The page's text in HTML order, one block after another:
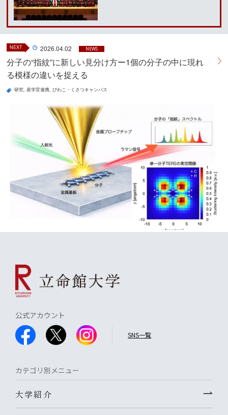
NEXT 2026.04.02 NEWS
分子の“指紋”に新しい見分け方ー1個の分子の中に現れ
る模様の違いを捉える
研究 産学官連携 びわこ・くさつキャンパス
公式アカウント
SNS一覧
カテゴリ別メニュー
大学紹介